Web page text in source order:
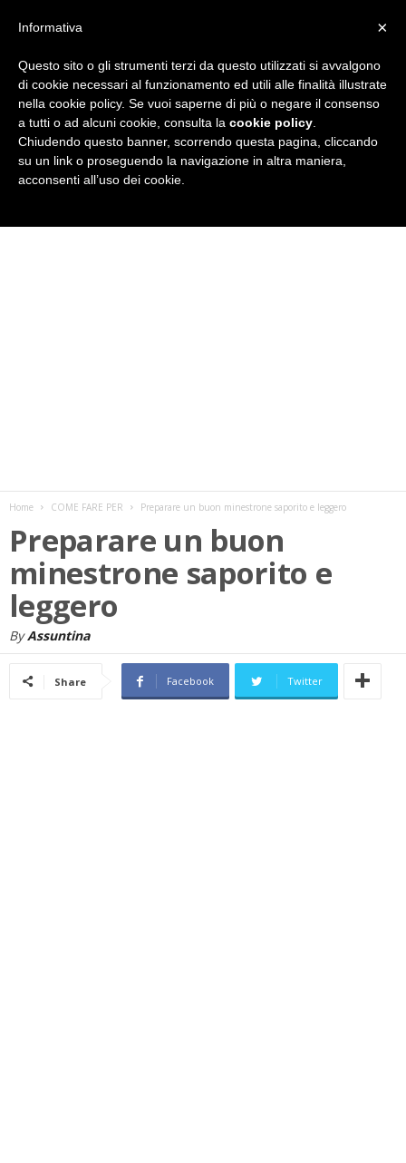
i
Home COME FARE PER Preparare un buon minestrone saporito e leggero
Preparare un buon
minestrone saporito e
leggero
By Assuntina
Share Facebook Twitter
×
Informativa
Questo sito o gli strumenti terzi da questo utilizzati si avvalgono
di cookie necessari al funzionamento ed utili alle finalità illustrate
nella cookie policy. Se vuoi saperne di più o negare il consenso
a tutti o ad alcuni cookie, consulta la cookie policy
Chiudendo questo banner, scorrendo questa pagina, cliccando
su un link o proseguendo la navigazione in altra maniera,
acconsenti all’uso dei cookie.